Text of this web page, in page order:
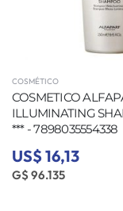
COSMÉTICO
COSMETICO
ILLUMINATING
*** - 7898035554338
US$ 16,13
G$ 96.135